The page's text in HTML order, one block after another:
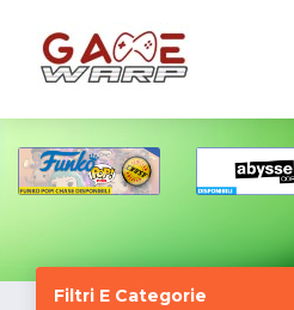
Filtri E Categorie